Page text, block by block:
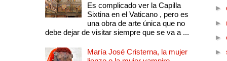
Es complicado ver la Capilla
Sixtina en el Vaticano , pero es
una obra de arte única que no
debe dejar de visitar siempre que se va a ...
María José Cristerna, la mujer
►
►
►
►